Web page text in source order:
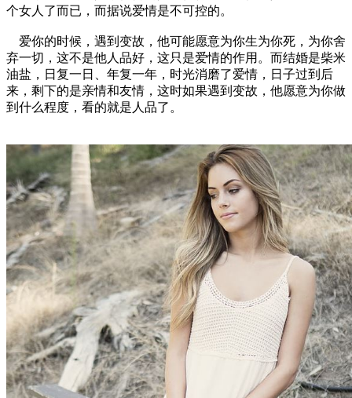
个女人了而已，而据说爱情是不可控的。
爱你的时候，遇到变故，他可能愿意为你生为你死，为你舍
弃一切，这不是他人品好，这只是爱情的作用。而结婚是柴米
油盐，日复一日、年复一年，时光消磨了爱情，日子过到后
来，剩下的是亲情和友情，这时如果遇到变故，他愿意为你做
到什么程度，看的就是人品了。